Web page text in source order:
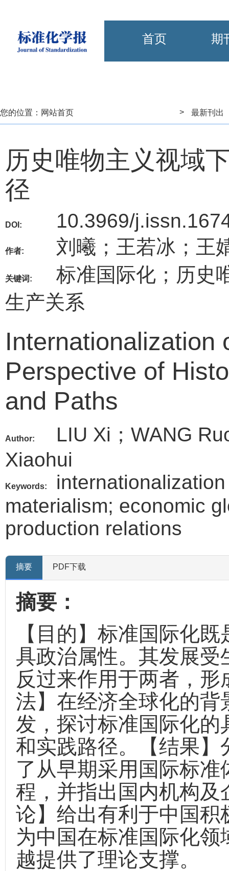
首页 期
您的位置： 网站首页 > 最新刊出
历史唯物主义视域
径
DOI: 10.3969/
作者: 刘曦；王若冰；王
关键词:
标准国际化；历史
生产关系
Internationalization
Perspective of
and Paths
Author:
LIU Xi；WANG
Xiaohui
Keywords:
materialism; economic
production relations
摘要 PDF下载
摘要：
【目的】标准国际化
具政治属性。其发展
反过来作用于两者，
法】在经济全球化的
发，探讨标准国际化
和实践路径。【结果
了从早期采用国际标
程，并指出国内机构
论】给出有利于中国
为中国在标准国际化
越提供了理论支撑。